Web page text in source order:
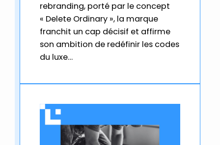
rebranding, porté par le concept
« Delete Ordinary », la marque
franchit un cap décisif et affirme
son ambition de redéfinir les codes
du luxe…